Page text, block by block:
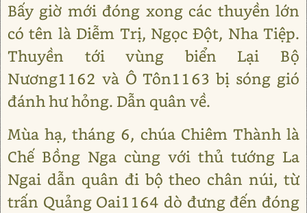
Bấy giờ mới đóng xong các thuyền lớn
có tên là Diễm Trị, Ngọc Đột, Nha Tiệp.
Thuyền tới vùng biển Lại Bộ
Nương1162 và Ô Tôn1163 bị sóng gió
đánh hư hỏng. Dẫn quân về.
Mùa hạ, tháng 6, chúa Chiêm Thành là
Chế Bồng Nga cùng với thủ tướng La
Ngai dẫn quân đi bộ theo chân núi, từ
trấn Quảng Oai1164 dò đưng đến đóng